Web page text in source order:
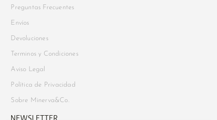
Preguntas Frecuentes
Envíos
Devoluciones
Terminos y Condiciones
Aviso Legal
Política de Privacidad
Sobre Minerva&Co.
NEWSLETTER